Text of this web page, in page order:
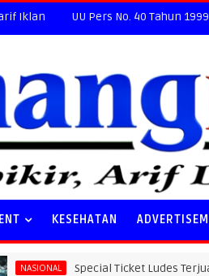
Iklan UU Pers No. 40 Tahun 1999
KESEHATAN
Ticket Ludes Terjual,